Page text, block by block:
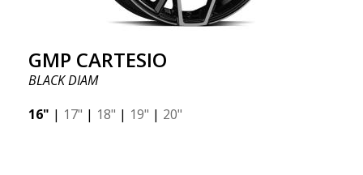
GMP CARTESIO
BLACK DIAM
16" | 17" | 18" | 19" | 20"